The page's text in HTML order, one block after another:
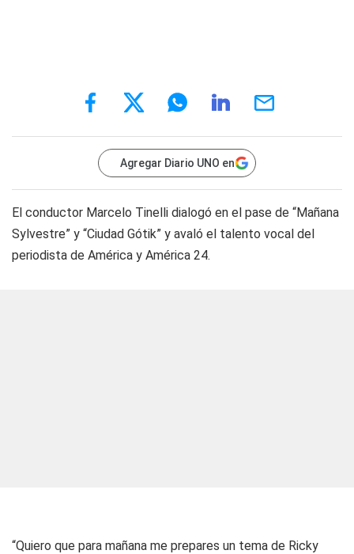
Agregar Diario UNO en
El conductor Marcelo Tinelli dialogó en el pase de “Mañana
Sylvestre” y “Ciudad Gótik” y avaló el talento vocal del
periodista de América y América 24.
“Quiero que para mañana me prepares un tema de Ricky